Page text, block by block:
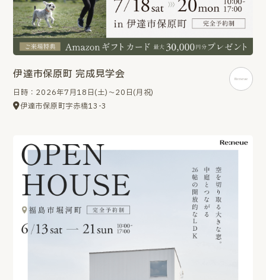
伊達市保原町 完成見学会
日時：2026年7月18日(土)～20日(月祝)
伊達市保原町字赤橋13-3